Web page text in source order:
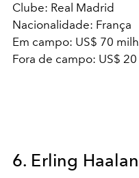
Clube: Real Madrid
Nacionalidade: França
Em campo: US$ 70
Fora de campo: US$
6. Erling